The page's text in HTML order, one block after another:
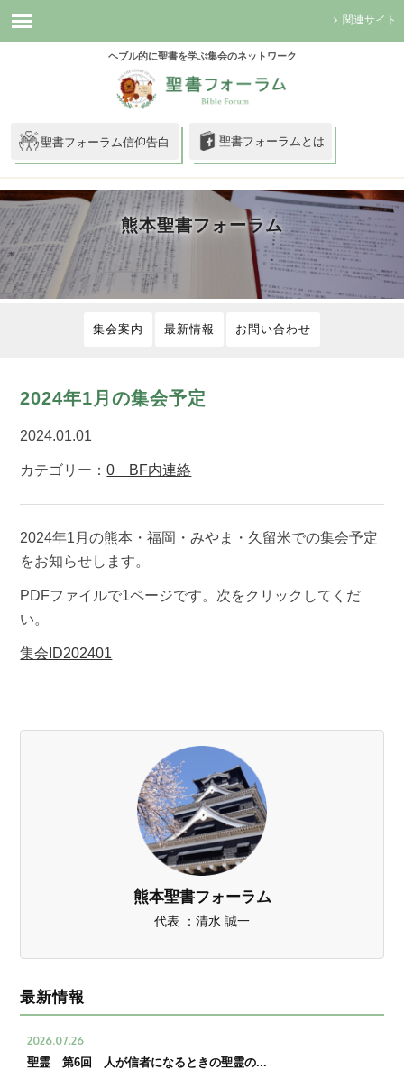
関連サイト
ヘブル的に聖書を学ぶ集会のネットワーク
聖書フォーラム信仰告白 聖書フォーラムとは
熊本聖書フォーラム
集会案内 最新情報 お問い合わせ
2024年1月の集会予定
2024.01.01
カテゴリー：0 BF内連絡
2024年1月の熊本・福岡・みやま・久留米での集会予定
をお知らせします。
PDFファイルで1ページです。次をクリックしてくだ
い。
集会ID202401
熊本聖書フォーラム
代表 ：清水 誠一
最新情報
2026.07.26
聖霊 第6回 人が信者になるときの聖霊の...